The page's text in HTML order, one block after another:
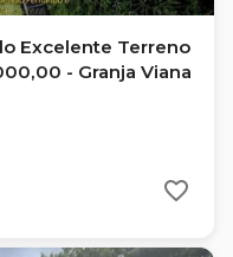
Excelente Terreno
- Granja Viana